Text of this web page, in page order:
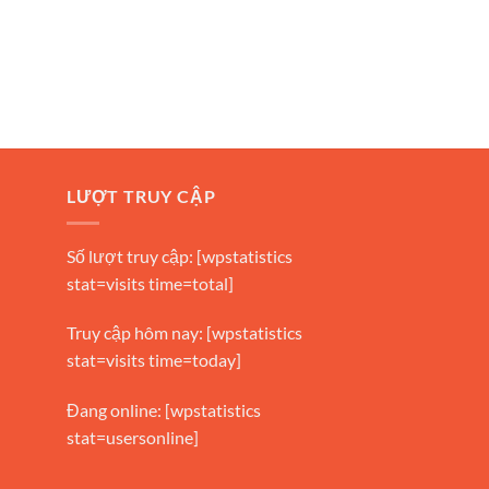
LƯỢT TRUY CẬP
Số lượt truy cập: [wpstatistics
stat=visits time=total]
Truy cập hôm nay: [wpstatistics
stat=visits time=today]
Đang online: [wpstatistics
stat=usersonline]